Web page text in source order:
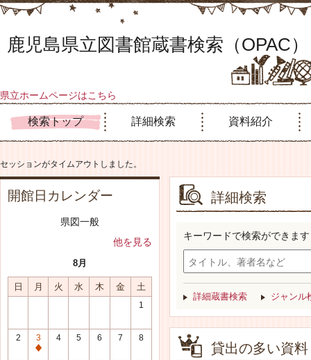
鹿児島県立図書館蔵書検索（OPAC）
県立ホームページはこちら
検索トップ 詳細検索 資料紹介
セッションがタイムアウトしました。
開館日カレンダー
県図一般
他を見る
8月
日 月 火 水 木 金 土
1
2
3
通
4 5 6 7 8
詳細検索
キーワードで検索ができます
詳細蔵書検索 ジャンル
貸出の多い資料